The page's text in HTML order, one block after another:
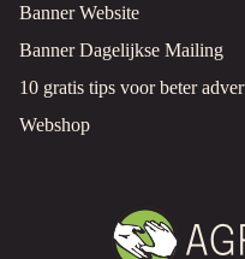
Banner Website
Banner Dagelijkse Mailing
10 gratis tips voor beter
Webshop